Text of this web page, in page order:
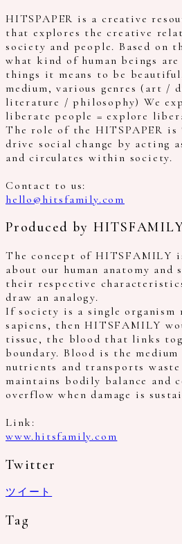
HITSPAPER is a creative
that explores the creative
society and people. Based on
what kind of human beings
things it means to be
medium, various genres (art /
literature / philosophy) We
liberate people = explore
The role of the HITSPAPER is
drive social change by acting
and circulates within society.
Contact to us:
hello@hitsfamily.com
Produced by
The concept of HITSFAMILY
about our human anatomy
their respective
draw an analogy.
If society is a single organism
sapiens, then HITSFAMILY
tissue, the blood that links
boundary. Blood is the
nutrients and transports
maintains bodily balance and
overflow when damage is
Link:
www.hitsfamily.com
Twitter
ツイート
Tag